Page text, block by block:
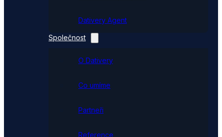
Dativery Agent
Společnost
O Dativery
Co umíme
Partneři
Reference